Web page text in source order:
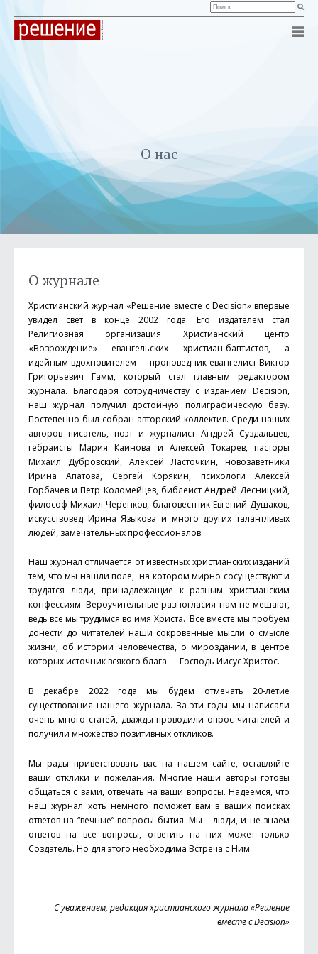
О нас
О журнале
Христианский журнал «Решение вместе с Decision» впервые
увидел свет в конце 2002 года. Его издателем стал
Религиозная организация Христианский центр
«Возрождение» евангельских христиан-баптистов, а
идейным вдохновителем — проповедник-евангелист Виктор
Григорьевич Гамм, который стал главным редактором
журнала. Благодаря сотрудничеству с изданием Decision,
наш журнал получил достойную полиграфическую базу.
Постепенно был собран авторский коллектив. Среди наших
авторов писатель, поэт и журналист Андрей Суздальцев,
гебраисты Мария Каинова и Алексей Токарев, пасторы
Михаил Дубровский, Алексей Ласточкин, новозаветники
Ирина Апатова, Сергей Корякин, психологи Алексей
Горбачев и Петр Коломейцев, библеист Андрей Десницкий,
философ Михаил Черенков, благовестник Евгений Душаков,
искусствовед Ирина Языкова и много других талантливых
людей, замечательных профессионалов.
Наш журнал отличается от известных христианских изданий
тем, что мы нашли поле, на котором мирно сосуществуют и
трудятся люди, принадлежащие к разным христианским
конфессиям. Вероучительные разногласия нам не мешают,
ведь все мы трудимся во имя Христа. Все вместе мы пробуем
донести до читателей наши сокровенные мысли о смысле
жизни, об истории человечества, о мироздании, в центре
которых источник всякого блага — Господь Иисус Христос.
В декабре 2022 года мы будем отмечать 20-летие
существования нашего журнала. За эти годы мы написали
очень много статей, дважды проводили опрос читателей и
получили множество позитивных откликов.
Мы рады приветствовать вас на нашем сайте, оставляйте
ваши отклики и пожелания. Многие наши авторы готовы
общаться с вами, отвечать на ваши вопросы. Надеемся, что
наш журнал хоть немного поможет вам в ваших поисках
ответов на “вечные” вопросы бытия. Мы – люди, и не знаем
ответов на все вопросы, ответить на них может только
Создатель. Но для этого необходима Встреча с Ним.
С уважением, редакция христианского журнала «Решение
вместе с Decision»